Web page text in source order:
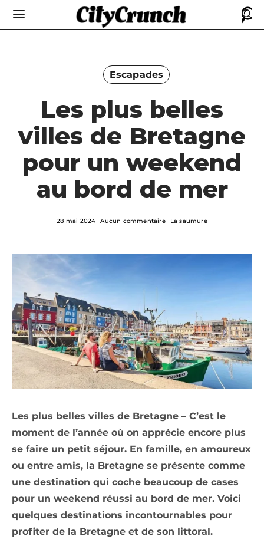
Escapades
Les plus belles
villes de Bretagne
pour un weekend
au bord de mer
28 mai 2024 Aucun commentaire La saumure
Les plus belles villes de Bretagne – C’est le
moment de l’année où on apprécie encore plus
se faire un petit séjour. En famille, en amoureux
ou entre amis, la Bretagne se présente comme
une destination qui coche beaucoup de cases
pour un weekend réussi au bord de mer. Voici
quelques destinations incontournables pour
profiter de la Bretagne et de son littoral.